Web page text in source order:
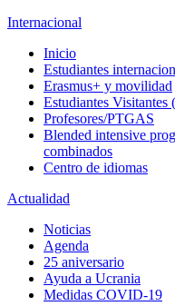
Internacional
Inicio
Estudiantes
Erasmus+ y movilidad
Estudiantes Visitantes
Profesores/PTGAS
Blended intensive
combinados
Centro de idiomas
Actualidad
Noticias
Agenda
25 aniversario
Ayuda a Ucrania
Medidas COVID-19